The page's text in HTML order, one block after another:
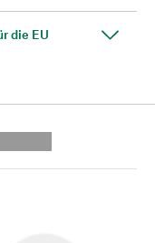
die EU